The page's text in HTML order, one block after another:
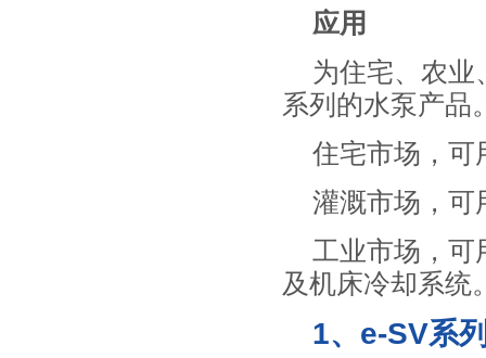
应用
为住宅、农业
系列的水泵产品
住宅市场，可
灌溉市场，可
工业市场，可
及机床冷却系统
1、e-SV系